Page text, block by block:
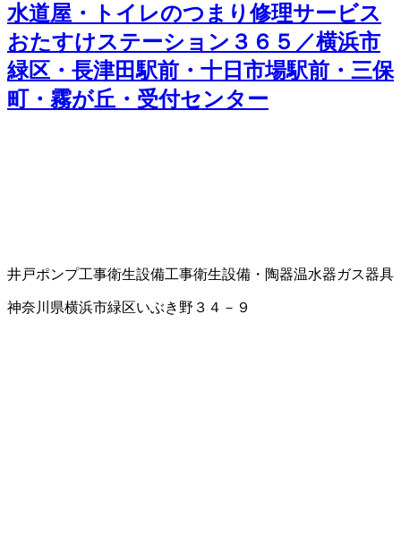
水道屋・トイレのつまり修理サービス
おたすけステーション３６５／横浜市
緑区・長津田駅前・十日市場駅前・三保
町・霧が丘・受付センター
井戸ポンプ工事衛生設備工事衛生設備・陶器温水器ガス器具
神奈川県横浜市緑区いぶき野３４－９